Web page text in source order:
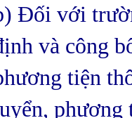
Đối với
và công
tiện
phương